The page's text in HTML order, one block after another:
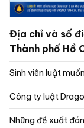
Địa chỉ và số
Thành phố Hồ
Sinh viên luật
Công ty luật
Những đề xuất